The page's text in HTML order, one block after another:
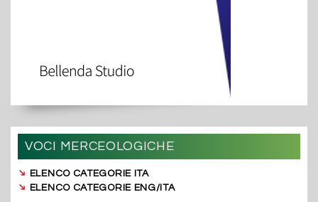
VOCI MERCEOLOGICHE
➔ ELENCO CATEGORIE ITA
➔ ELENCO CATEGORIE ENG/ITA